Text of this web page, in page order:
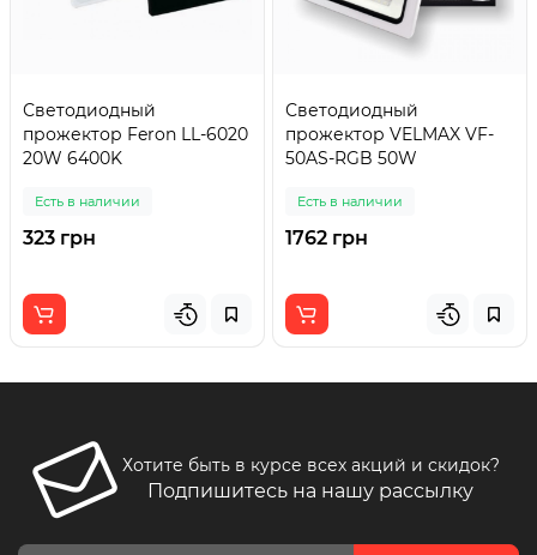
Светодиодный
прожектор Feron LL-6020
20W 6400K
Есть в наличии
323 грн
Светодиодный
прожектор VELMAX VF-
50AS-RGB 50W
Есть в наличии
1762 грн
Хотите быть в курсе всех акций и скидок?
Подпишитесь на нашу рассылку